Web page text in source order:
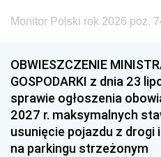
Monitor Polski rok 2026 poz.
OBWIESZCZENIE
GOSPODARKI z dnia 23
sprawie ogłoszenia
2027 r. maksymalnych
usunięcie pojazdu z drogi
na parkingu strzeżonym